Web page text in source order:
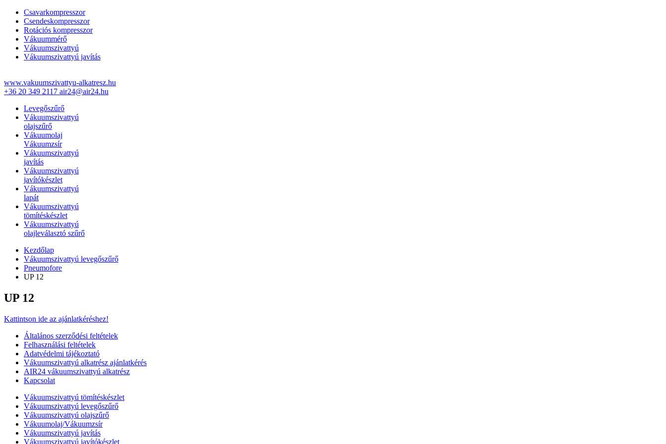
Csavarkompresszor
Csendeskompresszor
Rotációs kompresszor
Vákuummérő
Vákuumszivattyú
Vákuumszivattyú javítás
www.vakuumszivattyu-alkatresz.hu
+36 20 349 2117 air24@air24.hu
Levegőszűrő
Vákuumszivattyú
olajszűrő
Vákuumolaj
Vákuumzsír
Vákuumszivattyú
javítás
Vákuumszivattyú
javítókészlet
Vákuumszivattyú
lapát
Vákuumszivattyú
tömítéskészlet
Vákuumszivattyú
olajleválasztó szűrő
Kezdőlap
Vákuumszivattyú levegőszűrő
Pneumofore
UP 12
UP 12
Kattintson ide az ajánlatkéréshez!
Általános szerződési feltételek
Felhasználási feltételek
Adatvédelmi tájékoztató
Vákuumszivattyú alkatrész ajánlatkérés
AIR24 vákuumszivattyú alkatrész
Kapcsolat
Vákuumszivattyú tömítéskészlet
Vákuumszivattyú levegőszűrő
Vákuumszivattyú olajszűrő
Vákuumolaj/Vákuumzsír
Vákuumszivattyú javítás
Vákuumszivattyú javítókészlet